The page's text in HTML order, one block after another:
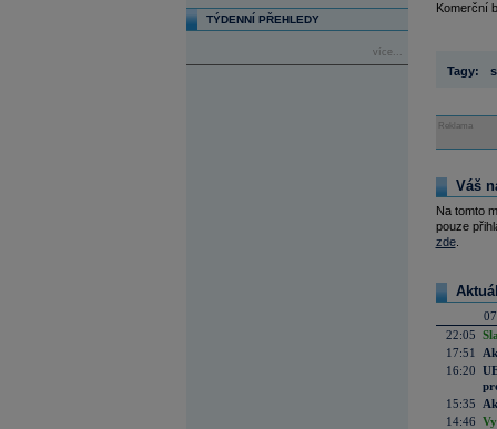
TÝDENNÍ PŘEHLEDY
více...
Komerční
Tagy:
Reklama
Váš
Na tomto
pouze
zde.
22:05
17:51
16:20
15:35
14:46